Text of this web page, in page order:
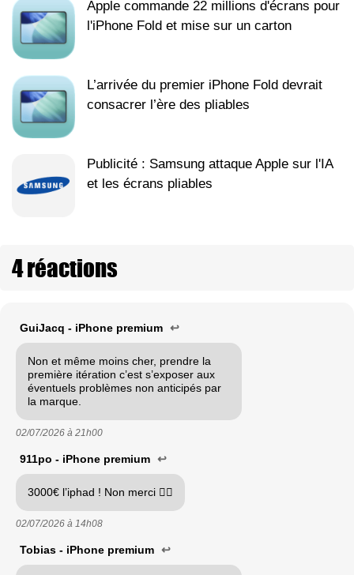
Apple commande 22 millions d'écrans pour
l'iPhone Fold et mise sur un carton
L’arrivée du premier iPhone Fold devrait
consacrer l’ère des pliables
Publicité : Samsung attaque Apple sur l'IA
et les écrans pliables
4 réactions
GuiJacq - iPhone premium ↩
Non et même moins cher, prendre la
première itération c’est s’exposer aux
éventuels problèmes non anticipés par
la marque.
02/07/2026 à 21h00
911po - iPhone premium ↩
3000€ l’iphad ! Non merci 🙂‍↔️
02/07/2026 à 14h08
Tobias - iPhone premium ↩